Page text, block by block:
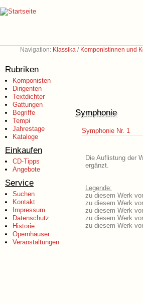
Navigation: Klassika / Komponistinnen und
Rubriken
Komponisten
Dirigenten
Textdichter
Gattungen
Begriffe
Tempi
Jahrestage
Kataloge
Einkaufen
CD-Tipps
Angebote
Service
Suchen
Kontakt
Impressum
Datenschutz
Historie
Opernhäuser
Veranstaltungen
Symphonie
Symphonie Nr. 1
Die Auflistung der
ergänzt.
Legende:
zu diesem Werk
zu diesem Werk
zu diesem Werk
zu diesem Werk
zu diesem Werk